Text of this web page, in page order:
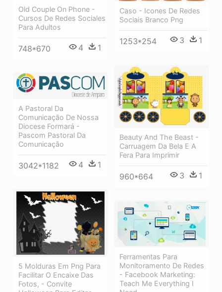
Old Couple On Phone -
Cursos De Redes Sociales
Para Adultos
748*670 4 1
Caso - Icones De Redes
Sociais Branco Png
1253*254 3 1
Beauty And The Beast -
Carruagem Da Bela E A
Fera Para Imprimir
960*664 3 1
A Pastoral Da
Comunicação De Nossa
Diocese Formará -
Pascom Pastoral Da
Comunicação
3042*1182 4 1
5 Molduras Em Png Para
Facilitar O Encaixe Das
Fotos, - Convite
Ferramentas Para
Monitoramento De Redes
- Facebook Marketing:
Teach Me Everything I